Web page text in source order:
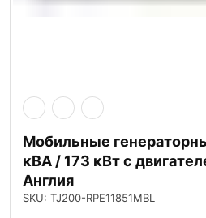
Мобильные
кВА / 173 кВт с
Англия
SKU: TJ200-RPE11851MBL